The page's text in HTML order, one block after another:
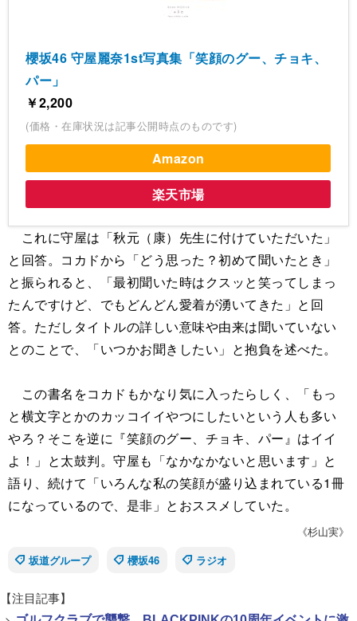
櫻坂46 守屋麗奈1st写真集「笑顔のグー、チョキ、
パー」
￥2,200
(価格・在庫状況は記事公開時点のものです)
Amazon
楽天市場
これに守屋は「秋元（康）先生に付けていただいた」
と回答。コカドから「どう思った？初めて聞いたとき」
と振られると、「最初聞いた時はクスッと笑ってしまっ
たんですけど、でもどんどん愛着が湧いてきた」と回
答。ただしタイトルの詳しい意味や由来は聞いていない
とのことで、「いつかお聞きしたい」と抱負を述べた。
この書名をコカドもかなり気に入ったらしく、「もっ
と横文字とかのカッコイイやつにしたいという人も多い
やろ？そこを逆に『笑顔のグー、チョキ、パー』はイイ
よ！」と太鼓判。守屋も「なかなかないと思います」と
語り、続けて「いろんな私の笑顔が盛り込まれている1冊
になっているので、是非」とおススメしていた。
《杉山実》
坂道グループ
櫻坂46 ラジオ
【注目記事】